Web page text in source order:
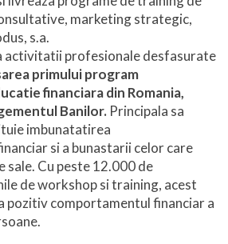
marketing strategic,
s.a.
activitatii profesionale desfasurate
primului program
financiara din Romania,
Banilor. Principala sa
imbunatatirea
si a bunastarii celor care
Cu peste 12.000 de
de workshop si training, acest
pozitiv comportamentul financiar a